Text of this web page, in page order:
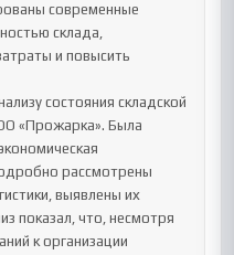
современные
склада,
и повысить
состояния складской
«Прожарка». Была
рассмотрены
выявлены их
показал, что, несмотря
к организации